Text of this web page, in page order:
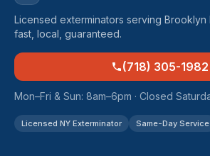
Licensed exterminators serving
fast, local, guaranteed.
(718) 305-1982
Mon–Fri & Sun: 8am–6pm · Closed
Licensed NY Exterminator Same-Day Service